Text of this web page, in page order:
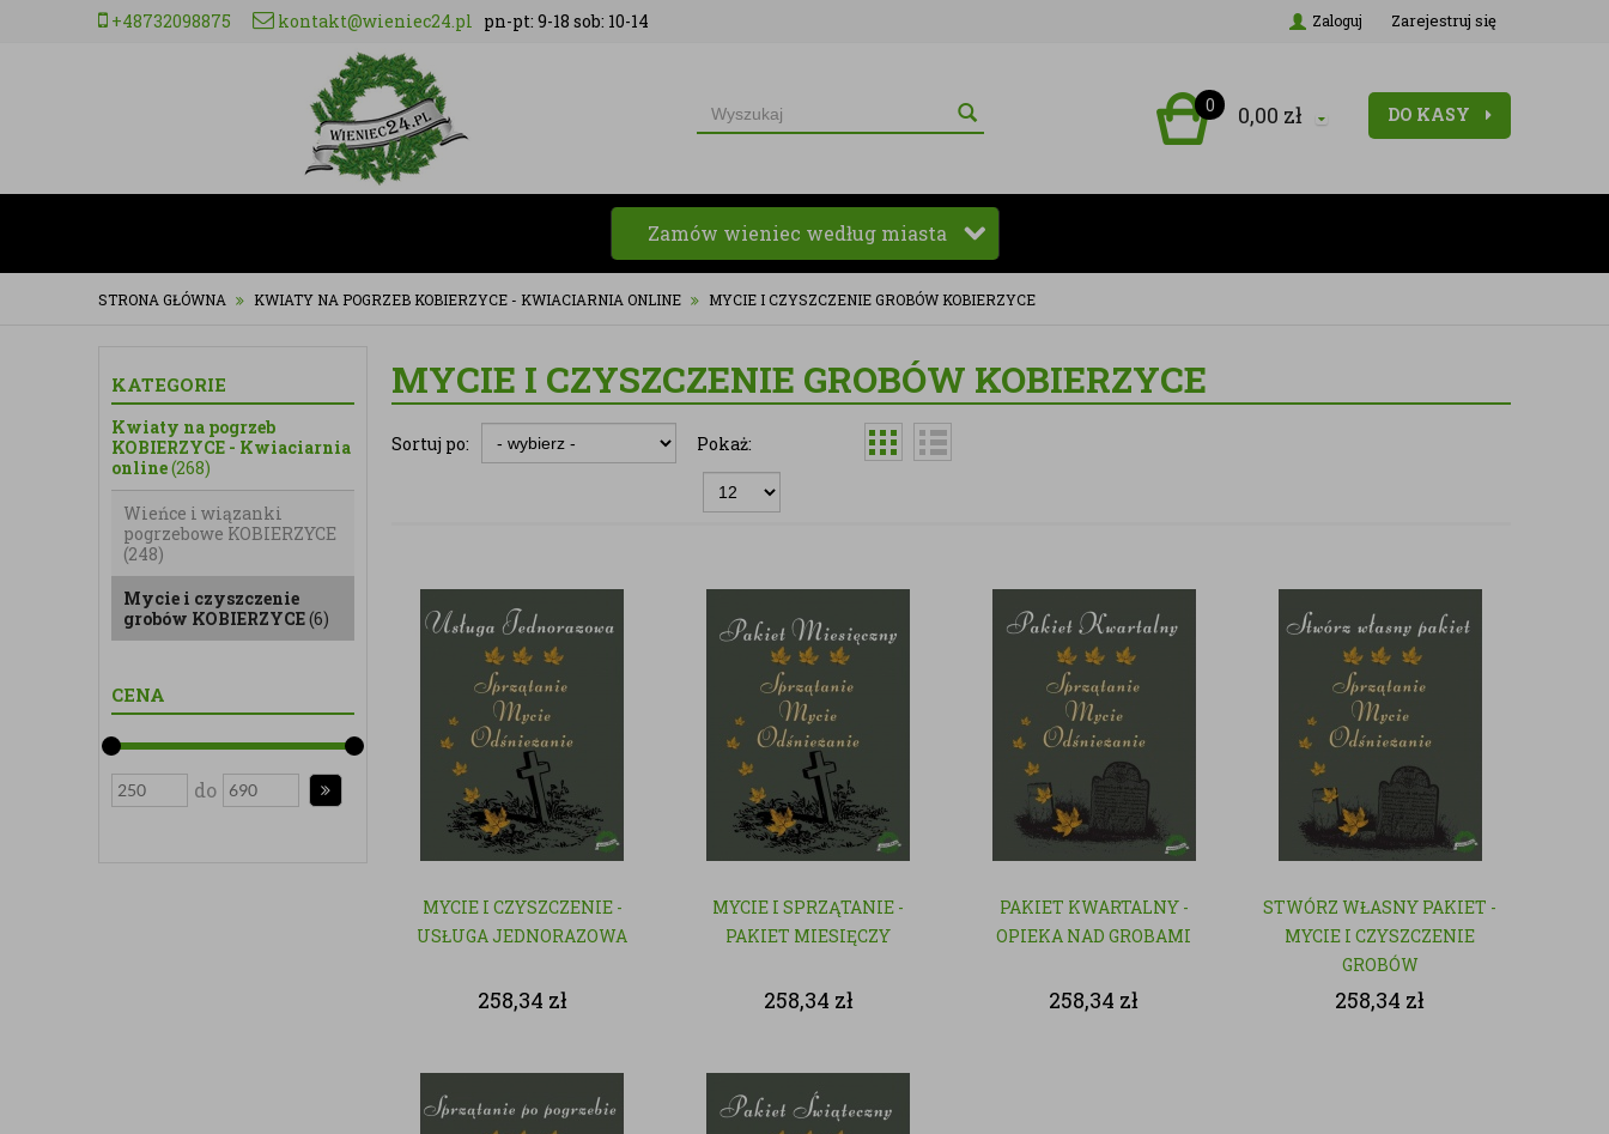
+48732098875 kontakt@wieniec24.pl pn-pt: 9-18 sob: 10-14 Zaloguj Zarejestruj się
0 0,00 zł DO KASY
Zamów wieniec według miasta
STRONA GŁÓWNA KWIATY NA POGRZEB KOBIERZYCE - KWIACIARNIA ONLINE MYCIE I CZYSZCZENIE GROBÓW KOBIERZYCE
KATEGORIE
Kwiaty na pogrzeb
KOBIERZYCE - Kwiaciarnia
online(268)
Wieńce i wiązanki
pogrzebowe KOBIERZYCE
(248)
Mycie i czyszczenie
grobów KOBIERZYCE(6)
CENA
do
MYCIE I CZYSZCZENIE GROBÓW KOBIERZYCE
Sortuj po: Pokaż:
MYCIE I CZYSZCZENIE -
USŁUGA JEDNORAZOWA
258,34 zł
MYCIE I SPRZĄTANIE -
PAKIET MIESIĘCZY
258,34 zł
PAKIET KWARTALNY -
OPIEKA NAD GROBAMI
258,34 zł
STWÓRZ WŁASNY PAKIET -
MYCIE I CZYSZCZENIE
GROBÓW
258,34 zł